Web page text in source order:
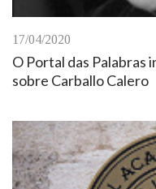
17/04/2020
O Portal das Palabras
sobre Carballo Calero